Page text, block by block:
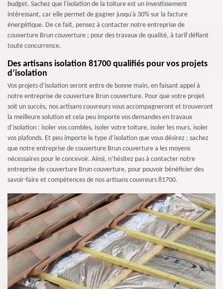
budget. Sachez que l'isolation de la toiture est un investissement
intéressant, car elle permet de gagner jusqu'à 30% sur la facture
énergétique. De ce fait, pensez à contacter notre entreprise de
couverture Brun couverture ; pour des travaux de qualité, à tarif défiant
toute concurrence.
Des artisans isolation 81700 qualifiés pour vos projets
d’isolation
Vos projets d’isolation seront entre de bonne main, en faisant appel à
notre entreprise de couverture Brun couverture. Pour que votre projet
soit un succès, nos artisans couvreurs vous accompagneront et trouveront
la meilleure solution et cela peu importe vos demandes en travaux
d’isolation : isoler vos combles, isoler votre toiture, isoler les murs, isoler
vos plafonds. Et peu importe le type d’isolation que vous désirez ; sachez
que notre entreprise de couverture Brun couverture a les moyens
nécessaires pour le concevoir. Ainsi, n’hésitez pas à contacter notre
entreprise de couverture Brun couverture, pour pouvoir bénéficier des
savoir-faire et compétences de nos artisans couvreurs 81700.